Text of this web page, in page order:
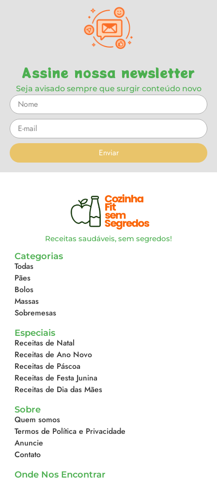
Assine nossa newsletter
Seja avisado sempre que surgir conteúdo novo
Enviar
Receitas saudáveis, sem segredos!
Categorias
Todas
Pães
Bolos
Massas
Sobremesas
Especiais
Receitas de Natal
Receitas de Ano Novo
Receitas de Páscoa
Receitas de Festa Junina
Receitas de Dia das Mães
Sobre
Quem somos
Termos de Política e Privacidade
Anuncie
Contato
Onde Nos Encontrar